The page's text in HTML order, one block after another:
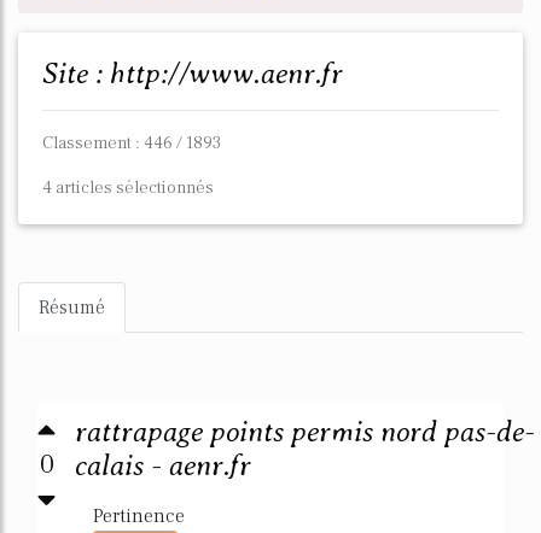
Site : http://www.aenr.fr
Classement : 446 / 1893
4 articles sélectionnés
Résumé
0
rattrapage points permis nord pas-de-
calais - aenr.fr
Pertinence